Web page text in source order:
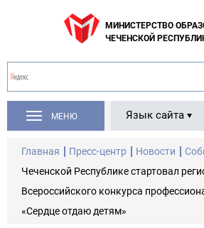
МИНИСТЕРСТВО
ЧЕЧЕНСКОЙ
МЕНЮ Язык сайта
Главная Пресс-центр Новости
Чеченской Республике стартовал
Всероссийского конкурса
«Сердце отдаю детям»